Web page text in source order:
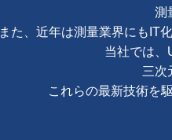
測
また、近年は測量業界にもIT
当社では、
三次
これらの最新技術を